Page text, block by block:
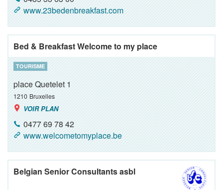
www.23bedenbreakfast.com
Bed & Breakfast Welcome to my place
TOURISME
place Quetelet 1
1210 Bruxelles
VOIR PLAN
0477 69 78 42
www.welcometomyplace.be
Belgian Senior Consultants asbl